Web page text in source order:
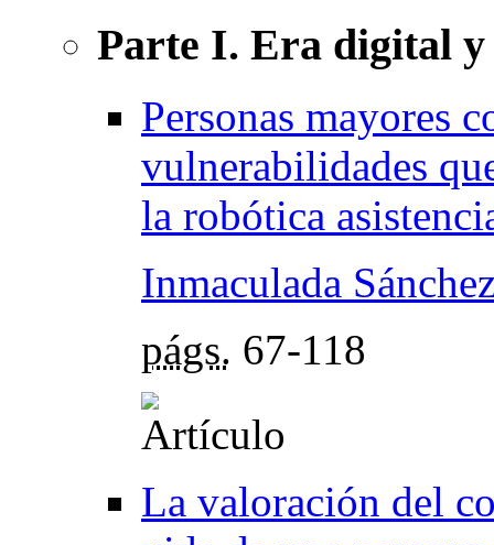
Parte I. Era digital y
Personas mayores
vulnerabilidades
la robótica
Inmaculada
págs. 67-118
La valoración del